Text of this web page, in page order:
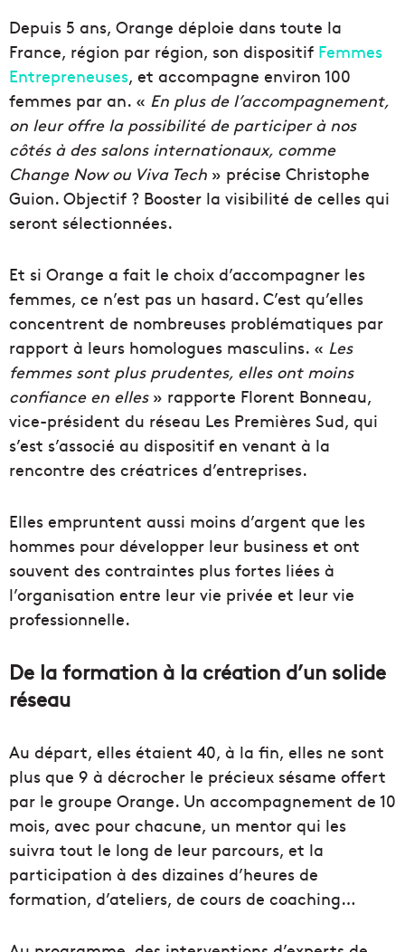
Depuis 5 ans, Orange déploie dans toute la
France, région par région, son dispositif Femmes
Entrepreneuses, et accompagne environ 100
femmes par an. « En plus de l’accompagnement,
on leur offre la possibilité de participer à nos
côtés à des salons internationaux, comme
Change Now ou Viva Tech » précise Christophe
Guion. Objectif ? Booster la visibilité de celles qui
seront sélectionnées.
Et si Orange a fait le choix d’accompagner les
femmes, ce n’est pas un hasard. C’est qu’elles
concentrent de nombreuses problématiques par
rapport à leurs homologues masculins. « Les
femmes sont plus prudentes, elles ont moins
confiance en elles» rapporte Florent Bonneau,
vice-président du réseau Les Premières Sud, qui
s’est s’associé au dispositif en venant à la
rencontre des créatrices d’entreprises.
Elles empruntent aussi moins d’argent que les
hommes pour développer leur business et ont
souvent des contraintes plus fortes liées à
l’organisation entre leur vie privée et leur vie
professionnelle.
De la formation à la création d’un solide
réseau
Au départ, elles étaient 40, à la fin, elles ne sont
plus que 9 à décrocher le précieux sésame offert
par le groupe Orange. Un accompagnement de 10
mois, avec pour chacune, un mentor qui les
suivra tout le long de leur parcours, et la
participation à des dizaines d’heures de
formation, d’ateliers, de cours de coaching…